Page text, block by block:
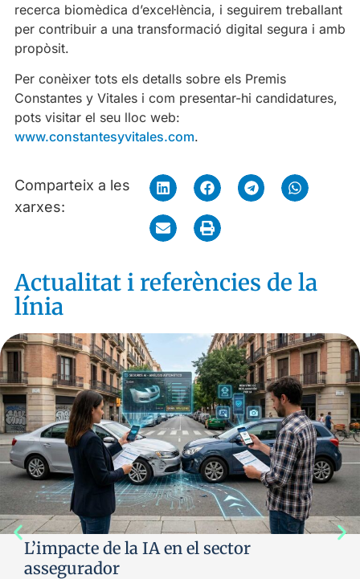
recerca biomèdica d’excel·lència, i seguirem treballant
per contribuir a una transformació digital segura i amb
propòsit.
Per conèixer tots els detalls sobre els Premis
Constantes y Vitales i com presentar-hi candidatures,
pots visitar el seu lloc web:
www.constantesyvitales.com.
Comparteix a les
xarxes:
Actualitat i referències de la
línia
L’impacte de la IA en el sector
assegurador